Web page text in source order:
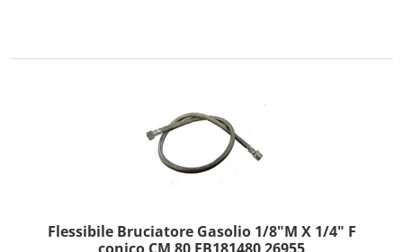
Flessibile Bruciatore Gasolio 1/8"M X 1/4" F